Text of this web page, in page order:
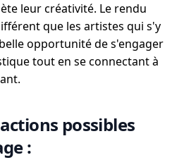
leur créativité. Le rendu
que les artistes qui s'y
opportunité de s'engager
tout en se connectant à
possibles
: